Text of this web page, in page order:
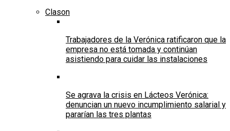
Clason
Trabajadores de la Verónica ratificaron que la
empresa no está tomada y continúan
asistiendo para cuidar las instalaciones
Se agrava la crisis en Lácteos Verónica:
denuncian un nuevo incumplimiento salarial y
pararían las tres plantas